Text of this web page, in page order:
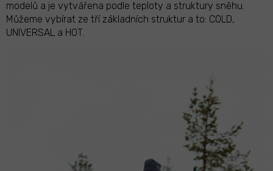
modelů a je vytvářena podle teploty a struktury sněhu.
Můžeme vybírat ze tří základních struktur a to: COLD,
UNIVERSAL a HOT.